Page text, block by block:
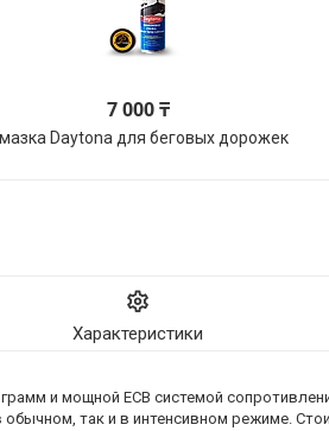
7 000 ₸
Daytona для беговых дорожек
Характеристики
и мощной ECB системой
так и в интенсивном режиме.